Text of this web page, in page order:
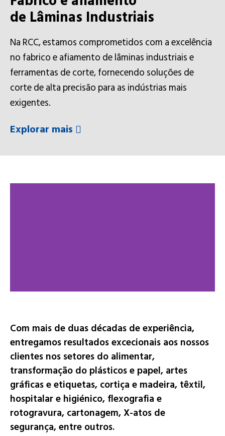
de Lâminas Industriais
Na RCC, estamos comprometidos com a excelência
no fabrico e afiamento de lâminas industriais e
ferramentas de corte, fornecendo soluções de
corte de alta precisão para as indústrias mais
exigentes.
Explorar mais
Com mais de duas décadas de experiência,
entregamos resultados excecionais aos nossos
clientes nos setores doalimentar,
transformaçãodoplásticosepapel,artes
gráficas e etiquetas, cortiçae madeira, têxtil,
hospitalare higiénico, flexografia e
rotogravura, cartonagem, X-atos de
segurança,entreoutros.